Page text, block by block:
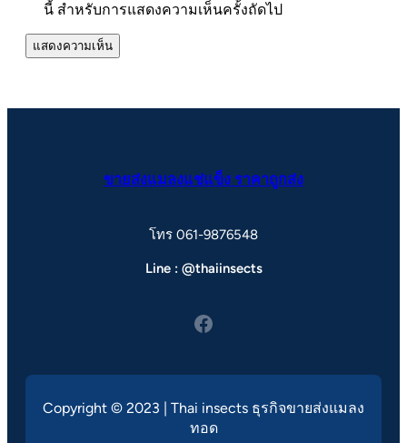
นี้ สำหรับการแสดงความเห็นครั้งถัดไป
ขายส่งแมลงแช่แข็ง ราคาถูกส่ง
โทร 061-9876548
Line : @thaiinsects
Facebook
Copyright © 2023 | Thai insects ธุรกิจขายส่งแมลง
ทอด